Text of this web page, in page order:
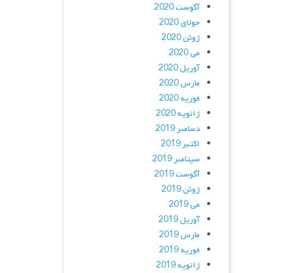
آگوست 2020
جولای 2020
ژوئن 2020
می 2020
آوریل 2020
مارس 2020
فوریه 2020
ژانویه 2020
دسامبر 2019
اکتبر 2019
سپتامبر 2019
آگوست 2019
ژوئن 2019
می 2019
آوریل 2019
مارس 2019
فوریه 2019
ژانویه 2019